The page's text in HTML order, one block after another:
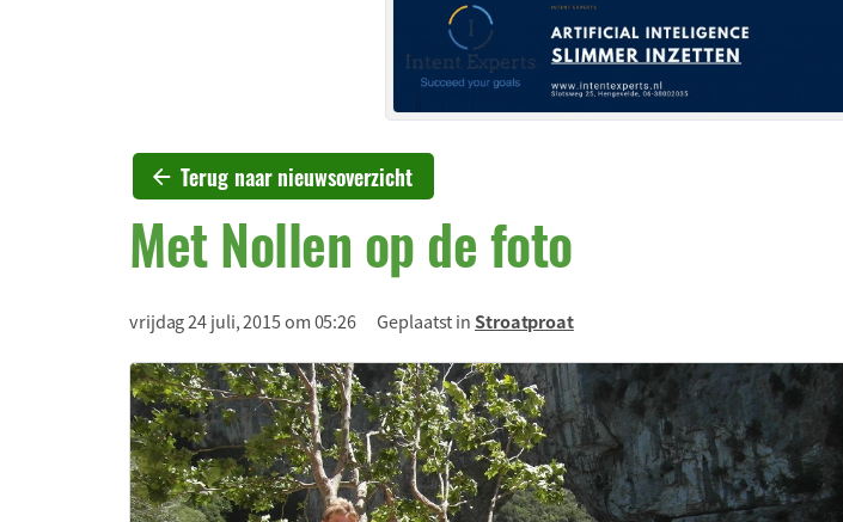
Terug naar nieuwsoverzicht
Met Nollen op de foto
vrijdag 24 juli, 2015 om 05:26 Geplaatst inStroatproat